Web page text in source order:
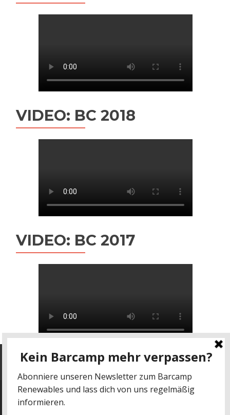
VIDEO: BC 2018
VIDEO: BC 2017
Datenschutz-Impressum
kontakt@barcamp-renewables.de